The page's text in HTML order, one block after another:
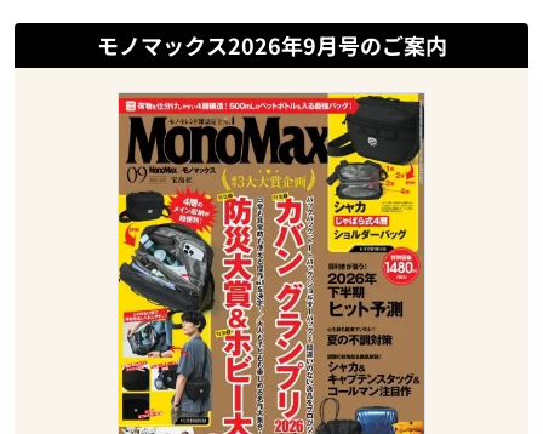
モノマックス2026年9月号のご案内